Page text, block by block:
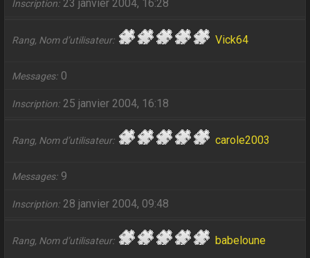
Inscription 23 janvier 2004, 16:28
Rang, Nom d’utilisateur Vick64
Messages 0
Inscription 25 janvier 2004, 16:18
Rang, Nom d’utilisateur carole2003
Messages 9
Inscription 28 janvier 2004, 09:48
Rang, Nom d’utilisateur babeloune